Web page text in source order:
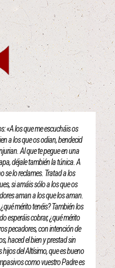
«A los que me escucháis os
a los que os odian, bendecid
Al que te pegue en una
déjale también la túnica. A
se lo reclames. Tratad a los
si amáis sólo a los que os
aman a los que los aman.
mérito tenéis? También los
esperáis cobrar, ¿qué mérito
pecadores, con intención de
haced el bien y prestad sin
hijos del Altísimo, que es bueno
como vuestro Padre es